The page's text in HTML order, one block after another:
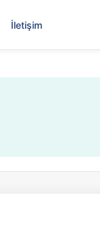
İletişim